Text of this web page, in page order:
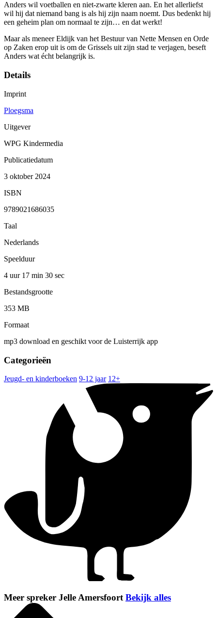
Anders wil voetballen en niet-zwarte kleren aan. En het allerliefst
wil hij dat niemand bang is als hij zijn naam noemt. Dus bedenkt hij
een geheim plan om normaal te zijn… en dat werkt!
Maar als meneer Eldijk van het Bestuur van Nette Mensen en Orde
op Zaken erop uit is om de Grissels uit zijn stad te verjagen, beseft
Anders wat écht belangrijk is.
Details
Imprint
Ploegsma
Uitgever
WPG Kindermedia
Publicatiedatum
3 oktober 2024
ISBN
9789021686035
Taal
Nederlands
Speelduur
4 uur 17 min 30 sec
Bestandsgrootte
353 MB
Formaat
mp3 download en geschikt voor de Luisterrijk app
Categorieën
Jeugd- en kinderboeken 9-12 jaar 12+
Meer spreker Jelle Amersfoort Bekijk alles